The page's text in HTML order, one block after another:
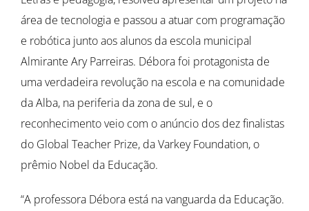
área de tecnologia e passou a atuar com programação
e robótica junto aos alunos da escola municipal
Almirante Ary Parreiras. Débora foi protagonista de
uma verdadeira revolução na escola e na comunidade
da Alba, na periferia da zona de sul, e o
reconhecimento veio com o anúncio dos dez finalistas
do Global Teacher Prize, da Varkey Foundation, o
prêmio Nobel da Educação.
“A professora Débora está na vanguarda da Educação.